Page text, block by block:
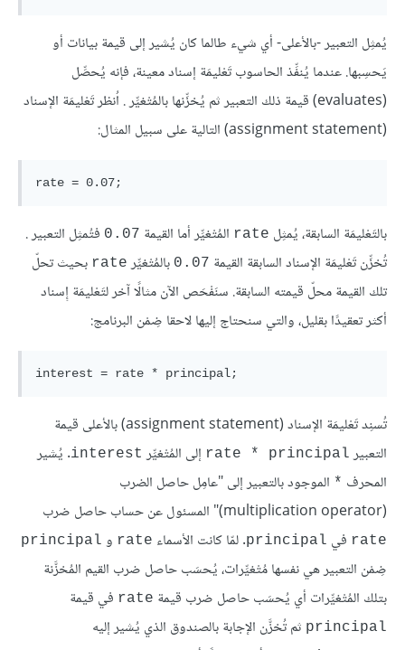
يُمثِل التعبير-بالأعلى- أي شيء طالما كان يُشير إلى قيمة بيانات أو
يَحسِبها. عندما يُنفِّذ الحاسوب تَعْليمَة إسناد معينة، فإنه يُحصِّل
(evaluates) قيمة ذلك التعبير ثم يُخزِّنها بالمُتْغيِّر
. اُنظر تَعْليمَة الإسناد
(assignment statement) التالية على سبيل المثال:
بالتَعْليمَة السابقة، يُمثِل rate المُتْغيِّرأما القيمة 0.07 فتُمثِل التعبير.
تُخزِّن تَعْليمَة الإسناد السابقة القيمة 0.07 بالمُتْغيِّر rate بحيث تحلّ
تلك القيمة محلّ قيمته السابقة. سنَفْحَص الآن مثالًا آخر لتَعْليمَة إِسناد
أكثر تعقيدًا بقليل، والتي سنحتاج إليها لاحقا ضِمْن البرنامج:
تُسنِد تَعْليمَة الإسناد (assignment statement) بالأعلى قيمة
التعبير rate * principal إلى المُتْغيِّر interest. يُشير
المحرف * الموجود بالتعبير إلى "عامِل حاصل الضرب
(multiplication operator)" المسئول عن حساب حاصل ضرب
rate في principal. لمّا كانت الأسماء rate و principal
ضِمْن التعبير هي نفسها مُتْغيِّرات، يُحسَب حاصل ضرب القيم المُخزَّنة
بتلك المُتْغيِّرات أي يُحسَب حاصل ضرب قيمة rate في قيمة
principal ثم تُخزَّن الإجابة بالصندوق الذي يُشير إليه